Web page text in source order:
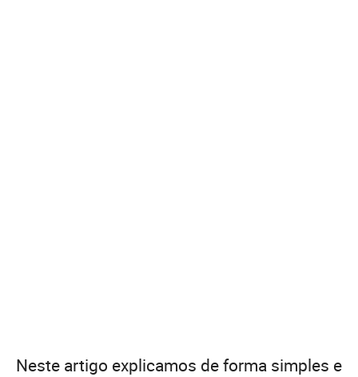
Neste artigo explicamos de forma simples e